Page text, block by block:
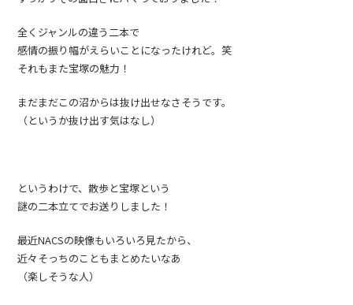
全くジャンルの違う二本で
感情の振り幅がえらいことになったけれど。笑
それもまた宝塚の魅力！
まだまだこの沼からは抜け出せなさそうです。
（というか抜け出す気はなし）
というわけで、散歩と宝塚という
謎の二本立てでお送りしました！
最近NACSの映像もいろいろ見たから、
近々そっちのこともまとめたいなあ
（楽しそうな人）